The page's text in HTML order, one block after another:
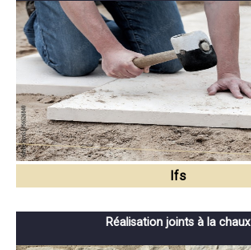
Ifs
Réalisation joints à la chaux